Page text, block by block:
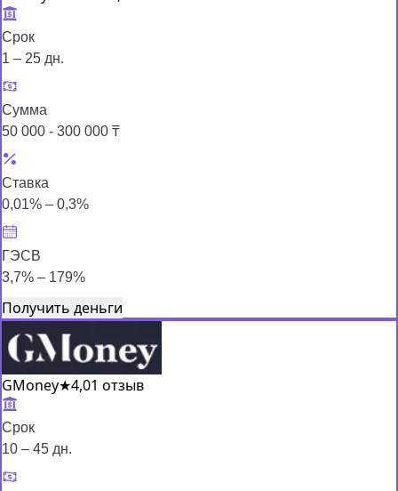
Срок
1 – 25 дн.
Сумма
50 000 - 300 000 ₸
Ставка
0,01% – 0,3%
ГЭСВ
3,7% – 179%
Получить деньги
GMoney★4,01 отзыв
Срок
10 – 45 дн.